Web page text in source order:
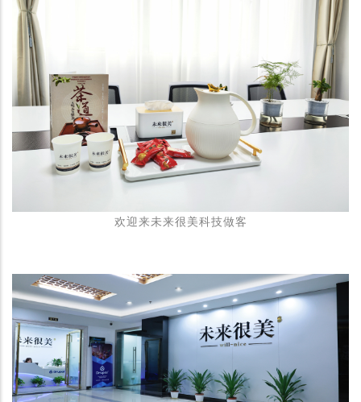
欢迎来未来很美科技做客